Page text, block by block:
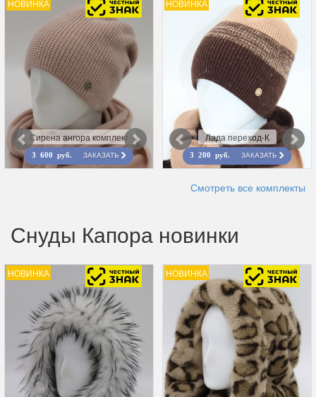
НОВИНКА
Сирена ангора комплект
3 600 руб. ЗАКАЗАТЬ
НОВИНКА
Лада переход-К
3 200 руб. ЗАКАЗАТЬ
Смотреть все комплекты
Снуды Капора новинки
НОВИНКА НОВИНКА